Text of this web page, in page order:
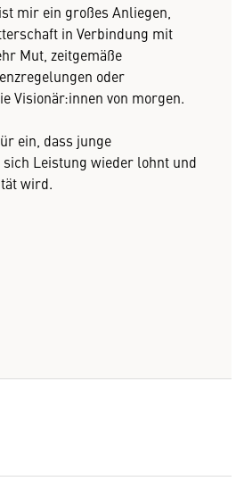
mir ein großes Anliegen,
in Verbindung mit
Mut, zeitgemäße
oder
Visionär:innen von morgen.
ein, dass junge
Leistung wieder lohnt und
wird.